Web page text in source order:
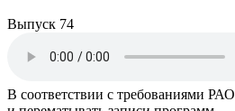
Выпуск 74
В соответствии с требованиями РАО